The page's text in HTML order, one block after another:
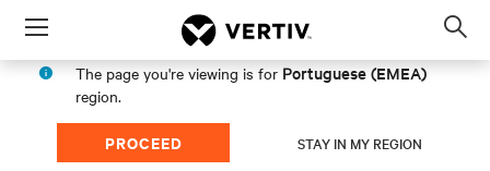
Menu
The page you're viewing is for Portuguese (EMEA)
region.
PROCEED STAY IN MY REGION